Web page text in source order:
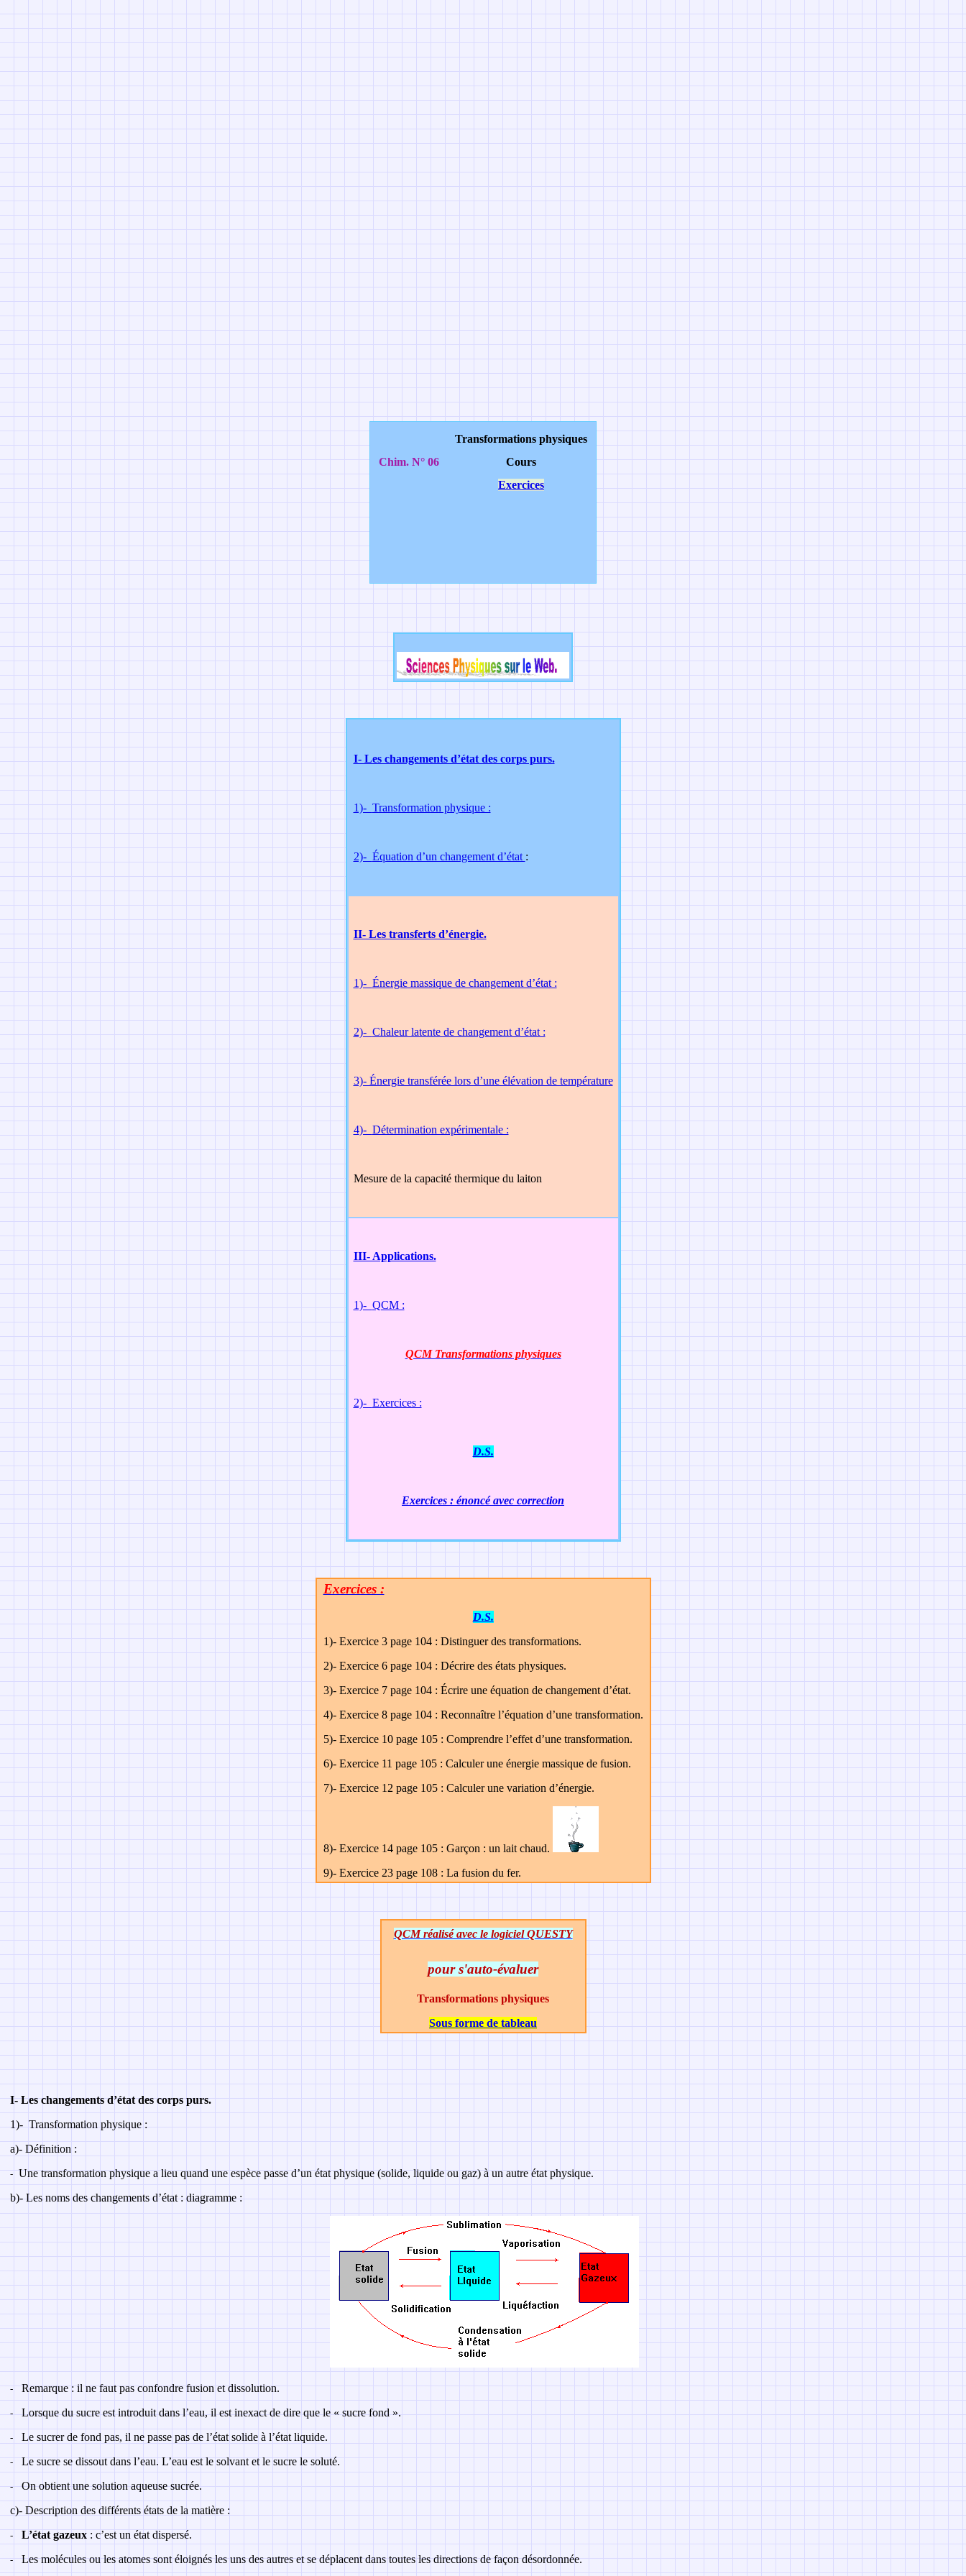
Chim. N° 06
Transformations physiques
Cours
Exercices
I- Les changements d’état des corps purs.
1)- Transformation physique :
2)- Équation d’un changement d’état :
II- Les transferts d’énergie.
1)- Énergie massique de changement d’état :
2)- Chaleur latente de changement d’état :
3)- Énergie transférée lors d’une élévation de température
4)- Détermination expérimentale :
Mesure de la capacité thermique du laiton
III- Applications.
1)- QCM :
QCM Transformations physiques
2)- Exercices :
D.S.
Exercices : énoncé avec correction
Exercices :
D.S.
1)- Exercice 3 page 104: Distinguer des transformations.
2)- Exercice 6 page 104 : Décrire des états physiques.
3)- Exercice 7 page 104 : Écrire une équation de changement d’état.
4)- Exercice 8 page 104 : Reconnaître l’équation d’une transformation.
5)- Exercice 10 page 105 : Comprendre l’effet d’une transformation.
6)- Exercice 11 page 105 : Calculer une énergie massique de fusion.
7)- Exercice 12 page 105 : Calculer une variation d’énergie.
8)- Exercice 14 page 105 : Garçon : un lait chaud.
9)- Exercice 23 page 108 : La fusion du fer.
QCM réalisé avec le logiciel QUESTY
pour s'auto-évaluer
Transformations physiques
Sous forme de tableau
I- Les changements d’état des corps purs.
1)- Transformation physique :
a)- Définition :
- Une transformation physique a lieu quand une espèce passe d’un état physique (solide, liquide ou gaz) à un autre état physique.
b)- Les noms des changements d’état : diagramme :
- Remarque : il ne faut pas confondre fusion et dissolution.
- Lorsque du sucre est introduit dans l’eau, il est inexact de dire que le « sucre fond ».
- Le sucrer de fond pas, il ne passe pas de l’état solide à l’état liquide.
- Le sucre se dissout dans l’eau. L’eau est le solvant et le sucre le soluté.
-
On obtient une solution aqueuse sucrée.
c)- Description des différents états de la matière :
- L’état gazeux : c’est un état dispersé.
- Les molécules ou les atomes sont éloignés les uns des autres et se déplacent dans toutes les directions de façon désordonnée.